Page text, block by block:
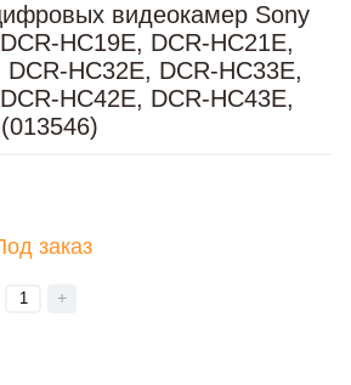
видеокамер Sony
HC19E, DCR-HC21E,
HC32E, DCR-HC33E,
HC42E, DCR-HC43E,
заказ
+